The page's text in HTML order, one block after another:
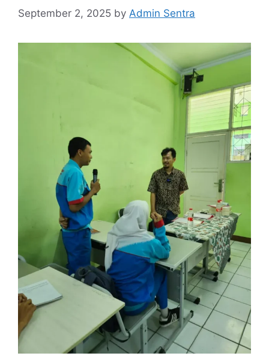
September 2, 2025 by Admin Sentra